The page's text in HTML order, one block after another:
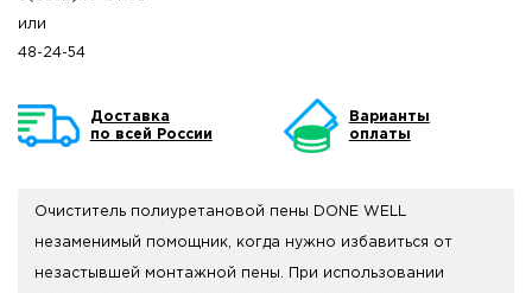
или
48-24-54
Доставка
по всей России
Варианты
оплаты
Очиститель полиуретановой пены DONE WELL
незаменимый помощник, когда нужно избавиться от
незастывшей монтажной пены. При использовании